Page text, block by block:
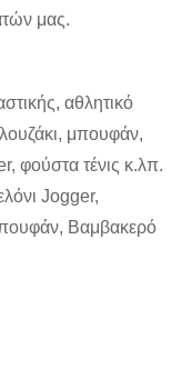
μας.
αθλητικό
μπουφάν,
φούστα τένις κ.λπ.
Jogger,
Βαμβακερό